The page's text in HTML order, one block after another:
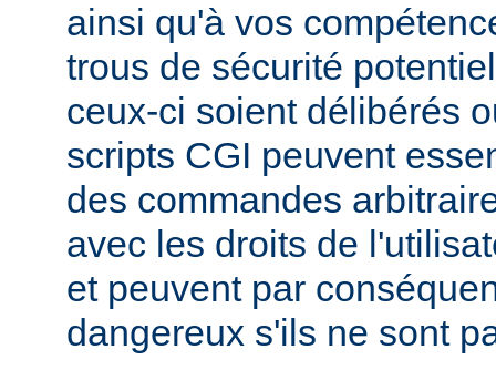
ainsi qu'à vos
trous de sécurité
ceux-ci soient délibérés
scripts CGI peuvent
des commandes
avec les droits de
et peuvent par
dangereux s'ils ne sont